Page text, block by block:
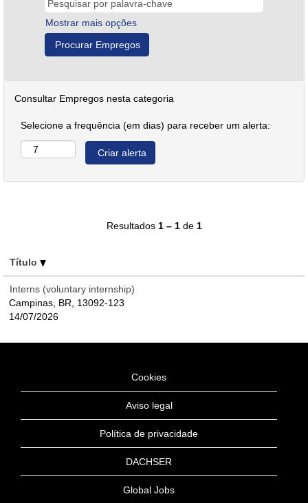
Mostrar mais opções
Consultar Empregos nesta categoria
Selecione a frequência (em dias) para receber um alerta:
Resultados 1 – 1de 1
Título
Interns (voluntary internship)
Campinas, BR, 13092-123
14/07/2026
Cookies
Aviso legal
Política de privacidade
DACHSER
Global Jobs